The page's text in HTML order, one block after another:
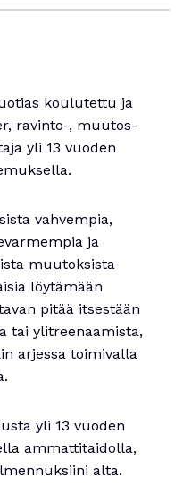
koulutettu ja
ravinto-, muutos-
yli 13 vuoden
vahvempia,
ja
muutoksista
löytämään
pitää itsestään
tai ylitreenaamista,
arjessa toimivalla
yli 13 vuoden
ammattitaidolla,
alta.